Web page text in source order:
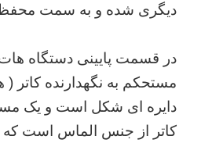
دیگری شده و به سمت
در قسمت پایینی دستگاه
مستحکم به نگهدارنده کاتر
دایره ای شکل است و یک
کاتر از جنس الماس است که